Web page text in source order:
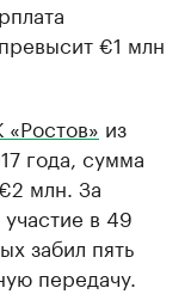
€1 млн
из
года, сумма
млн. За
в 49
забил пять
передачу.